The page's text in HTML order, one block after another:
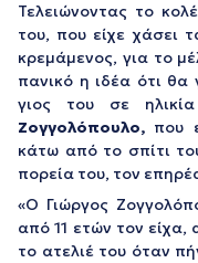
Τελειώνοντας το
του, που είχε χάσει
κρεμάμενος, για το
πανικό η ιδέα ότι
γιος του σε
Ζογγολόπουλο, που
κάτω από το σπίτι
πορεία του, τον
«Ο Γιώργος
από 11 ετών τον είχα,
το ατελιέ του όταν